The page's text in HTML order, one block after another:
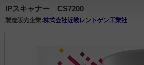
IPスキャナー CS7200
製造販売企業:株式会社近畿レントゲン工業社